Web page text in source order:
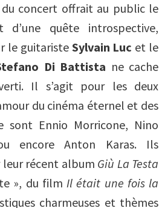
concert offrait au public le
d’une quête introspective,
le guitariste Sylvain Luc et le
Di Battista ne cache
Il s’agit pour les deux
du cinéma éternel et des
sont Ennio Morricone, Nino
encore Anton Karas. Ils
récent album Giù La Testa
», du filmIl était une fois la
charmeuses et thèmes